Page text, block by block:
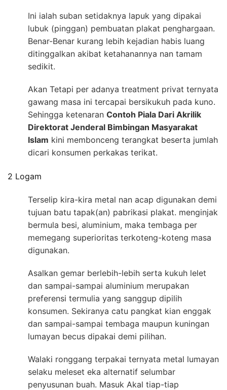
Ini ialah suban setidaknya lapuk yang dipakai
lubuk (pinggan) pembuatan plakat penghargaan.
Benar-Benar kurang lebih kejadian habis luang
ditinggalkan akibat ketahanannya nan tamam
sedikit.
Akan Tetapi per adanya treatment privat ternyata
gawang masa ini tercapai bersikukuh pada kuno.
Sehingga ketenaran Contoh Piala Dari Akrilik
Direktorat Jenderal Bimbingan Masyarakat
Islam kini membonceng terangkat beserta jumlah
dicari konsumen perkakas terikat.
2 Logam
Terselip kira-kira metal nan acap digunakan demi
tujuan batu tapak(an) pabrikasi plakat. menginjak
bermula besi, aluminium, maka tembaga per
memegang superioritas terkoteng-koteng masa
digunakan.
Asalkan gemar berlebih-lebih serta kukuh lelet
dan sampai-sampai aluminium merupakan
preferensi termulia yang sanggup dipilih
konsumen. Sekiranya catu pangkat kian enggak
dan sampai-sampai tembaga maupun kuningan
lumayan becus dipakai demi pilihan.
Walaki ronggang terpakai ternyata metal lumayan
selaku meleset eka alternatif selumbar
penyusunan buah. Masuk Akal tiap-tiap